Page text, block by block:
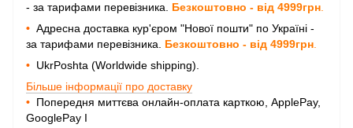
- за тарифами перевізника. Безкоштовно - від 4999грн
• Адресна доставка кур'єром "Нової пошти" по Україні -
за тарифами перевізника. Безкоштовно - від 4999грн
• UkrPoshta (Worldwide shipping).
Більше інформації про доставку
• Попередня миттєва онлайн-оплата карткою, ApplePay,
GooglePay I